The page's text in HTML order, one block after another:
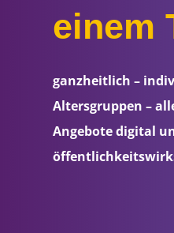
einem
ganzheitlich –
Altersgruppen –
Angebote digital